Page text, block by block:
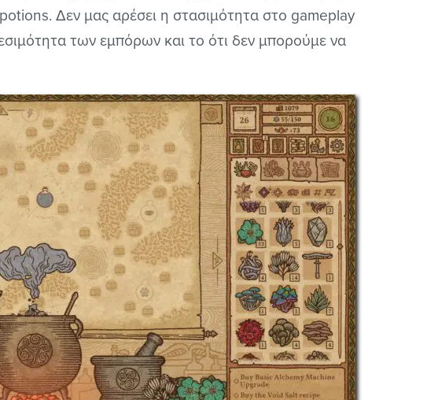
Δεν μας αρέσει η στασιμότητα στο gameplay
των εμπόρων και το ότι δεν μπορούμε να